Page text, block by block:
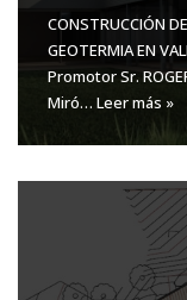
CONSTRUCCIÓN
GEOTERMIA EN
Promotor Sr.
Miró… Leer más »